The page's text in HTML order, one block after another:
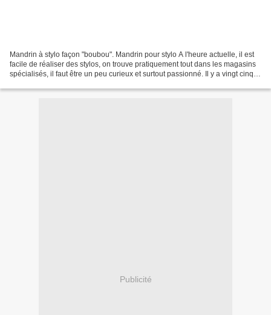
Mandrin à stylo façon "boubou". Mandrin pour stylo A l'heure actuelle, il est
facile de réaliser des stylos, on trouve pratiquement tout dans les magasins
spécialisés, il faut être un peu curieux et surtout passionné. Il y a vingt cinq
Publicité